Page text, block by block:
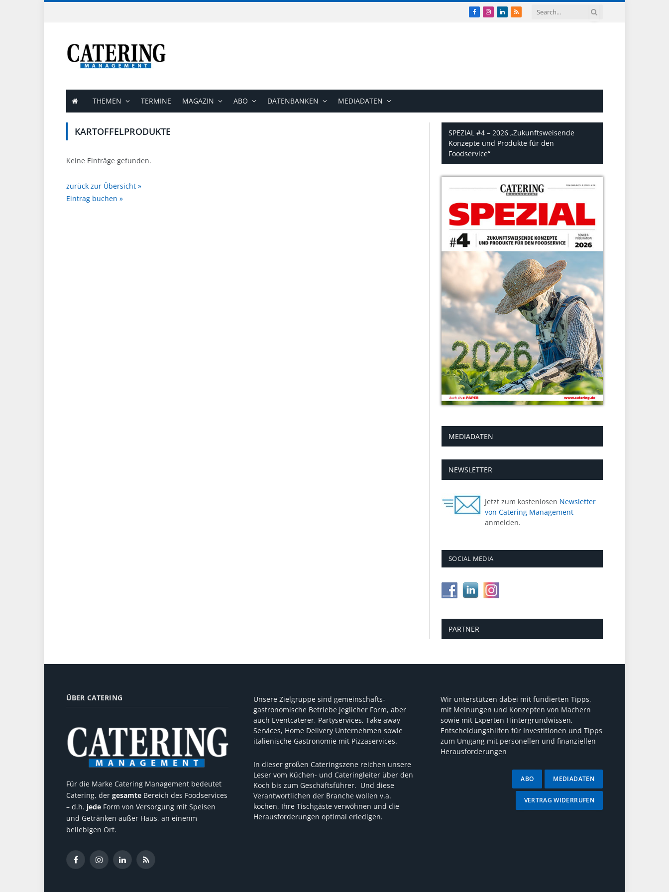
Facebook
Instagram
LinkedIn
RSS
THEMEN TERMINE MAGAZIN ABO DATENBANKEN MEDIADATEN
KARTOFFELPRODUKTE
Keine Einträge gefunden.
zurück zur Übersicht »
Eintrag buchen »
SPEZIAL #4 – 2026 „Zukunftsweisende
Konzepte und Produkte für den
Foodservice“
MEDIADATEN
NEWSLETTER
Jetzt zum kostenlosen Newsletter
von Catering Management
anmelden.
SOCIAL MEDIA
PARTNER
ÜBER CATERING
Für die Marke Catering Management bedeutet
Catering, der gesamte Bereich des Foodservices
– d.h. jede Form von Versorgung mit Speisen
und Getränken außer Haus, an einenm
beliebigen Ort.
FacebookInstagramLinkedInRSS
Unsere Zielgruppe sind gemeinschafts-
gastronomische Betriebe jeglicher Form, aber
auch Eventcaterer, Partyservices, Take away
Services, Home Delivery Unternehmen sowie
italienische Gastronomie mit Pizzaservices.
In dieser großen Cateringszene reichen unsere
Leser vom Küchen- und Cateringleiter über den
Koch bis zum Geschäftsführer. Und diese
Verantwortlichen der Branche wollen v.a.
kochen, Ihre Tischgäste verwöhnen und die
Herausforderungen optimal erledigen.
Wir unterstützen dabei mit fundierten Tipps,
mit Meinungen und Konzepten von Machern
sowie mit Experten-Hintergrundwissen,
Entscheidungshilfen für Investitionen und Tipps
zum Umgang mit personellen und finanziellen
Herausforderungen
MEDIADATEN
ABO
VERTRAG WIDERRUFEN